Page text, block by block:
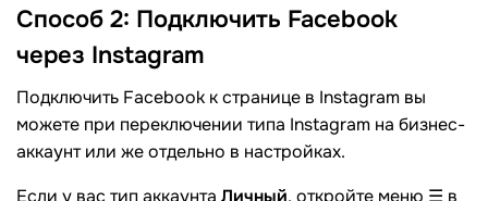
Способ 2: Подключить Facebook
через Instagram
Подключить Facebook к странице в Instagram вы
можете при переключении типа Instagram на бизнес-
аккаунт или же отдельно в настройках.
Если у вас тип аккаунта Личный, откройте меню ☰ в